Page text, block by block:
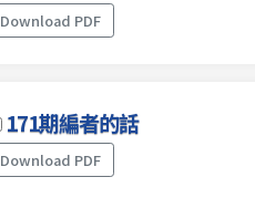
Download PDF
171期編者的話
Download PDF